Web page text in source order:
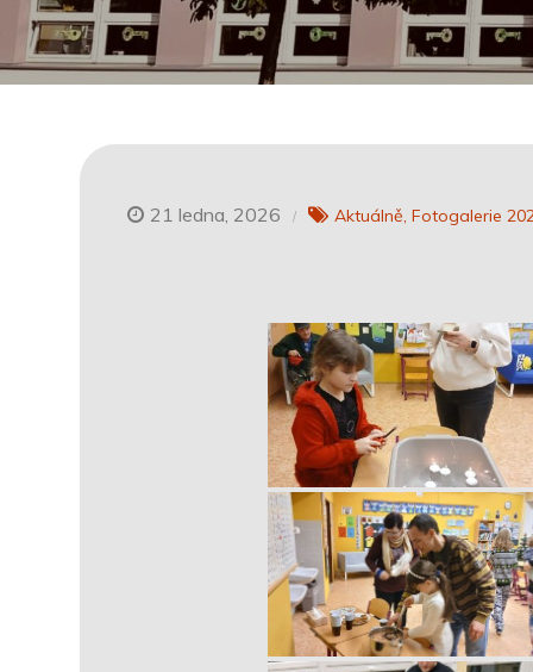
21 ledna, 2026 Aktuálně Fotogalerie